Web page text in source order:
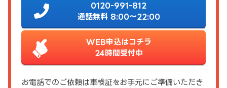
0120-991-812
通話無料 8:00～22:00
WEB申込はコチラ
24時間受付中
お電話でのご依頼は車検証をお手元にご準備いただき